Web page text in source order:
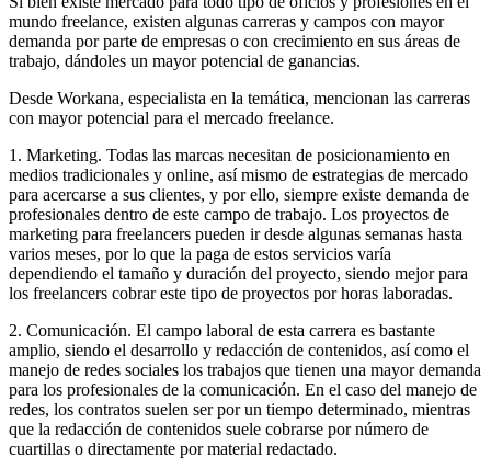
mundo freelance, existen algunas carreras y campos con mayor
demanda por parte de empresas o con crecimiento en sus áreas de
trabajo, dándoles un mayor potencial de ganancias.
Desde Workana, especialista en la temática, mencionan las carreras
con mayor potencial para el mercado freelance.
1. Marketing. Todas las marcas necesitan de posicionamiento en
medios tradicionales y online, así mismo de estrategias de mercado
para acercarse a sus clientes, y por ello, siempre existe demanda de
profesionales dentro de este campo de trabajo. Los proyectos de
marketing para freelancers pueden ir desde algunas semanas hasta
varios meses, por lo que la paga de estos servicios varía
dependiendo el tamaño y duración del proyecto, siendo mejor para
los freelancers cobrar este tipo de proyectos por horas laboradas.
2. Comunicación. El campo laboral de esta carrera es bastante
amplio, siendo el desarrollo y redacción de contenidos, así como el
manejo de redes sociales los trabajos que tienen una mayor demanda
para los profesionales de la comunicación. En el caso del manejo de
redes, los contratos suelen ser por un tiempo determinado, mientras
que la redacción de contenidos suele cobrarse por número de
cuartillas o directamente por material redactado.